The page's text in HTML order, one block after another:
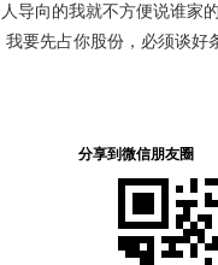
向的我就不方便说谁家
要先占你股份，必须谈好